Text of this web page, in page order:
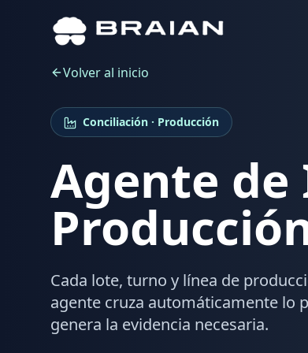
Volver al inicio
Conciliación · Producción
Agente de
Cada lote, turno y línea de
agente cruza automáticamente lo
genera la evidencia necesaria.